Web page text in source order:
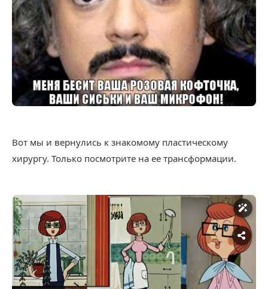
Вот мы и вернулись к знакомому пластическому
хирургу. Только посмотрите на ее трансформации.